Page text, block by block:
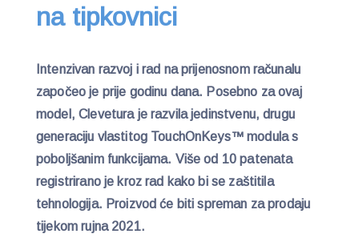
na tipkovnici
Intenzivan razvoj i rad na prijenosnom računalu
započeo je prije godinu dana. Posebno za ovaj
model, Clevetura je razvila jedinstvenu, drugu
generaciju vlastitog TouchOnKeys™ modula s
poboljšanim funkcijama. Više od 10 patenata
registrirano je kroz rad kako bi se zaštitila
tehnologija. Proizvod će biti spreman za prodaju
tijekom rujna 2021.